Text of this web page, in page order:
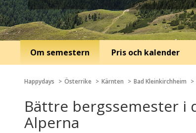
Om semestern Pris och kalender
Happydays Österrike Kärnten Bad Kleinkirchheim
Bättre bergssemester i
Alperna